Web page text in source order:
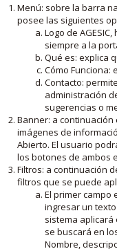
Menú: sobre la barra
posee las siguientes
Logo de
siempre a la
Qué es: explica
Cómo Funciona:
Contacto:
administración
sugerencias o
Banner: a
imágenes de
Abierto. El usuario
los botones de ambos
Filtros: a continuación
filtros que se puede
El primer campo
ingresar un
sistema aplicará
se buscará en
Nombre,